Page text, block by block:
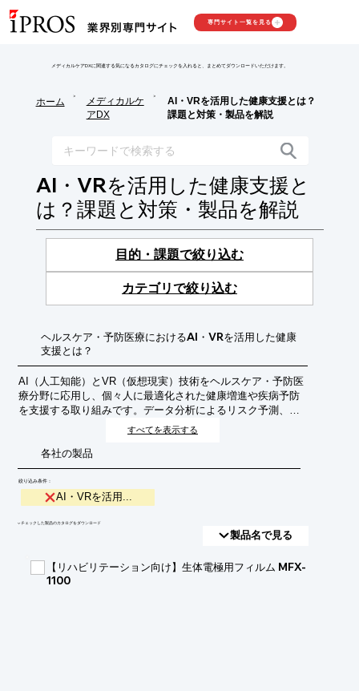
専門サイト一覧を見る
メディカルケアDXに関連する気になるカタログにチェックを入れると、まとめてダウンロードいただけます。
ホーム
>
メディカルケ
アDX
>
AI・VRを活用した健康支援とは？
課題と対策・製品を解説
AI・VRを活用した健康支援と
は？課題と対策・製品を解説
目的・課題で絞り込む
カテゴリで絞り込む
ヘルスケア・予防医療におけるAI・VRを活用した健康
支援とは？
AI（人工知能）とVR（仮想現実）技術をヘルスケア・予防医
療分野に応用し、個々人に最適化された健康増進や疾病予防
を支援する取り組みです。データ分析によるリスク予測、イ
ンタラクティブなトレーニング、遠隔での健康相談などを実
現し、より効果的で継続的な健康管理を目指します。
すべてを表示する
各社の製品
絞り込み条件：
AI・VRを活用...
​▼チェックした製品のカタログをダウンロード
製品名で見る
【リハビリテーション向け】生体電極用フィルム MFX-
1100